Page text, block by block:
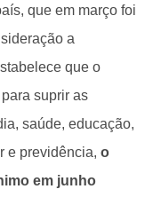
que em março foi
a
que o
suprir as
saúde, educação,
e previdência, o
em junho